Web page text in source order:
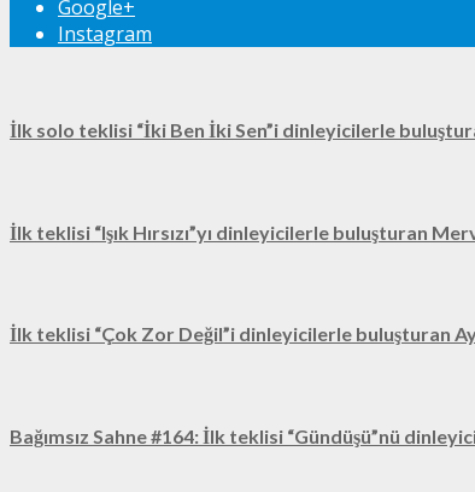
Google+
Instagram
İlk solo teklisi “İki Ben İki Sen”i dinleyicilerle
İlk teklisi “Işık Hırsızı”yı dinleyicilerle buluşturan
İlk teklisi “Çok Zor Değil”i dinleyicilerle buluşturan
Bağımsız Sahne #164: İlk teklisi “Gündüşü”nü